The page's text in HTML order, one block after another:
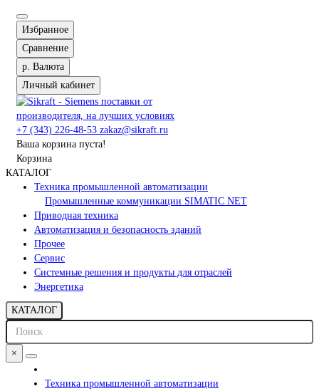
Избранное
Сравнение
р. Валюта
Личный кабинет
+7 (343) 226-48-53 zakaz@sikraft.ru
Ваша корзина пуста!
Корзина
КАТАЛОГ
Техника промышленной автоматизации
Промышленные коммуникации SIMATIC NET
Приводная техника
Автоматизация и безопасность зданий
Прочее
Сервис
Системные решения и продукты для отраслей
Энергетика
КАТАЛОГ
×
Техника промышленной автоматизации